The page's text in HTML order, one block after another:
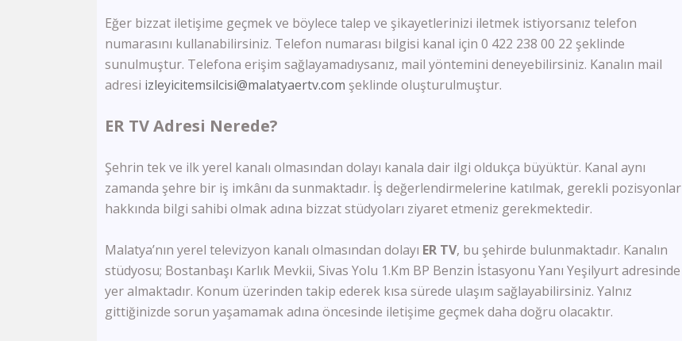
Kıbrıs Kanal T
BRTV Karabük
Kanal 26
Kanal 3
Kanal 68
Ege Türk Tv
TRT Avaz
KNN Tv
Eğer bizzat iletişime geçmek ve böylece talep ve şikayetlerinizi iletmek istiyorsanız telefon
numarasını kullanabilirsiniz. Telefon numarası bilgisi kanal için 0 422 238 00 22 şeklinde
sunulmuştur. Telefona erişim sağlayamadıysanız, mail yöntemini deneyebilirsiniz. Kanalın mail
adresi izleyicitemsilcisi@malatyaertv.com şeklinde oluşturulmuştur.
ER TV Adresi Nerede?
Şehrin tek ve ilk yerel kanalı olmasından dolayı kanala dair ilgi oldukça büyüktür. Kanal aynı
zamanda şehre bir iş imkânı da sunmaktadır. İş değerlendirmelerine katılmak, gerekli pozisyonlar
hakkında bilgi sahibi olmak adına bizzat stüdyoları ziyaret etmeniz gerekmektedir.
Malatya’nın yerel televizyon kanalı olmasından dolayı ER TV, bu şehirde bulunmaktadır. Kanalın
stüdyosu; Bostanbaşı Karlık Mevkii, Sivas Yolu 1.Km BP Benzin İstasyonu Yanı Yeşilyurt adresinde
yer almaktadır. Konum üzerinden takip ederek kısa sürede ulaşım sağlayabilirsiniz. Yalnız
gittiğinizde sorun yaşamamak adına öncesinde iletişime geçmek daha doğru olacaktır.